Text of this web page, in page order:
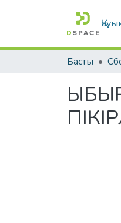
Басты